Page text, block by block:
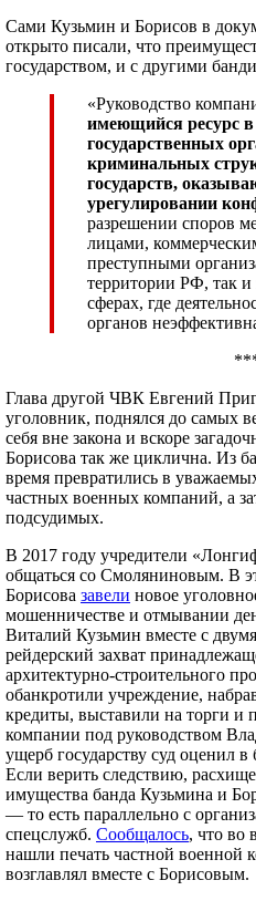
Сами Кузьмин и Борисов в
открыто писали, что
государством, и с другими
«Руководство
имеющийся ресурс в
государственных
криминальных
государств,
урегулировании
разрешении споров
лицами,
преступными
территории РФ, так и
сферах, где
органов
Глава другой ЧВК Евгений
уголовник, поднялся до самых
себя вне закона и вскоре
Борисова так же циклична. Из
время превратились в
частных военных компаний, а
подсудимых.
В 2017 году учредители
общаться со Смоляниновым. В
Борисова завели новое
мошенничестве и отмывании
Виталий Кузьмин вместе с
рейдерский захват
архитектурно-строительного
обанкротили учреждение,
кредиты, выставили на торги и
компании под руководством
ущерб государству суд оценил
Если верить следствию,
имущества банда Кузьмина и
— то есть параллельно с
спецслужб. Сообщалось, что во
нашли печать частной военной
возглавлял вместе с Борисовым.